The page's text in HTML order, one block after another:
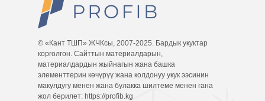
© «Кант ТШП» ЖЧКсы, 2007-2025. Бардык укуктар
корголгон. Сайттын материалдарын,
материалдардын жыйнагын жана башка
элементтерин көчүрүү жана колдонуу укук ээсинин
макулдугу менен жана булакка шилтеме менен гана
жол берилет: https://profib.kg